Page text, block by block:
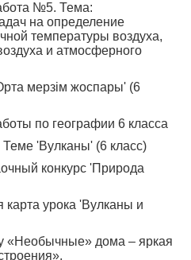
№5. Тема:
на определение
температуры воздуха,
и атмосферного
мерзім жоспары' (6
по географии 6 класса
Теме 'Вулканы' (6 класс)
конкурс 'Природа
карта урока 'Вулканы и
«Необычные» дома – яркая